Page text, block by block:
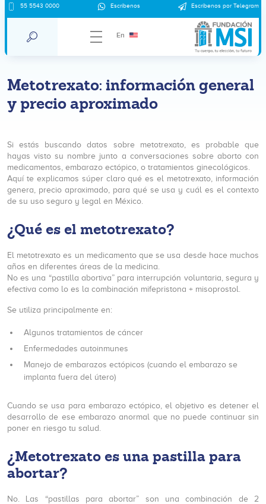
55 5543 0000 Escríbenos Escríbenos por Telegram
En
Metotrexato: información general
y precio aproximado
Si estás buscando datos sobre metotrexato, es probable que
hayas visto su nombre junto a conversaciones sobre aborto con
medicamentos, embarazo ectópico, o tratamientos ginecológicos.
Aquí te explicamos súper claro qué es el metotrexato, información
genera, precio aproximado, para qué se usa y cuál es el contexto
de su uso seguro y legal en México.
¿Qué es el metotrexato?
El metotrexato es un medicamento que se usa desde hace muchos
años en diferentes áreas de la medicina.
No es una “pastilla abortiva” para interrupción voluntaria, segura y
efectiva como lo es la combinación mifepristona + misoprostol.
Se utiliza principalmente en:
Algunos tratamientos de cáncer
Enfermedades autoinmunes
Manejo de embarazos ectópicos (cuando el embarazo se
implanta fuera del útero)
Cuando se usa para embarazo ectópico, el objetivo es detener el
desarrollo de ese embarazo anormal que no puede continuar sin
poner en riesgo tu salud.
¿Metotrexato es una pastilla para
abortar?
No. Las “pastillas para abortar” son una combinación de 2